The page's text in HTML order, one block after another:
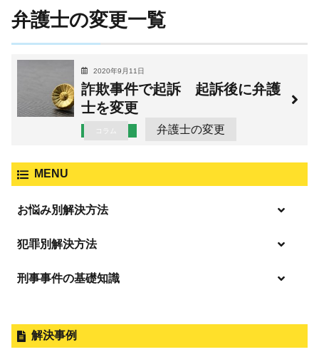
弁護士の変更一覧
2020年9月11日
詐欺事件で起訴 起訴後に弁護
士を変更
コラム 弁護士の変更
MENU
お悩み別解決方法
逮捕の不安や悩み
無実・無罪を証明してほしい
犯罪別解決方法
事件別－暴力事件
過失致死・過失傷害
性犯罪 TOP
事件別－財産犯
刑事事件の基礎知識
刑事裁判の概要・手続
解決事例